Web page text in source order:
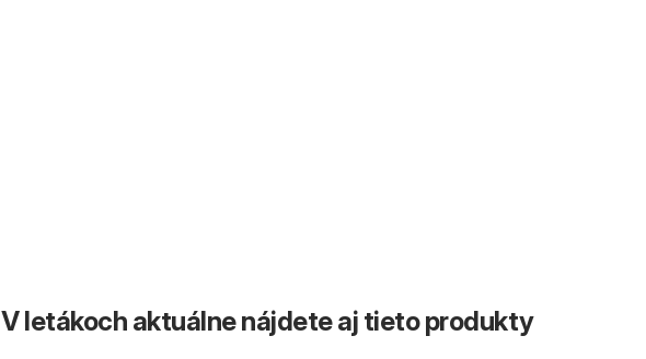
V letákoch aktuálne nájdete aj tieto produkty